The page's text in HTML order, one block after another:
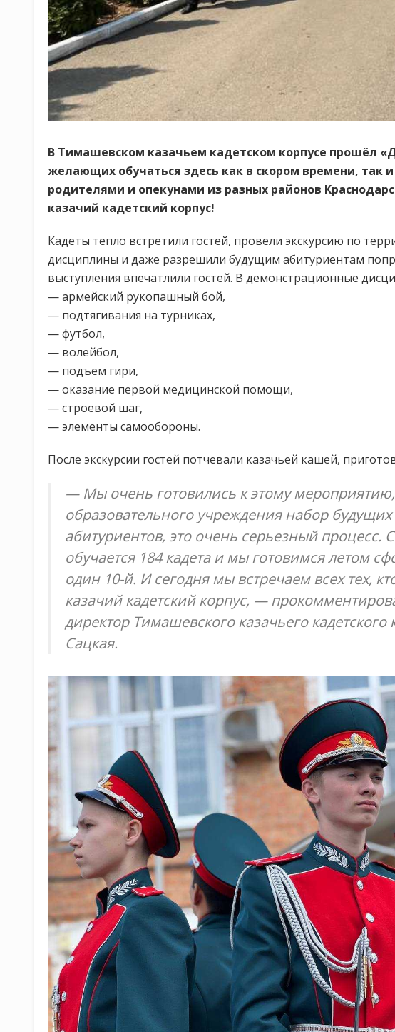
В Тимашевском казачьем кадетском корпусе прошёл
желающих обучаться здесь как в скором времени, так
родителями и опекунами из разных районов
казачий кадетский корпус!
Кадеты тепло встретили гостей, провели экскурсию по
дисциплины и даже разрешили будущим абитуриентам
выступления впечатлили гостей. В демонстрационные
— армейский рукопашный бой,
— подтягивания на турниках,
— футбол,
— волейбол,
— подъем гири,
— оказание первой медицинской помощи,
— строевой шаг,
— элементы самообороны.
После экскурсии гостей потчевали казачьей кашей,
— Мы очень готовились к этому мероприятию,
образовательного учреждения набор
абитуриентов, это очень серьезный процесс.
обучается 184 кадета и мы готовимся летом
один 10-й. И сегодня мы встречаем всех тех,
казачий кадетский корпус, —
директор Тимашевского казачьего
Сацкая.